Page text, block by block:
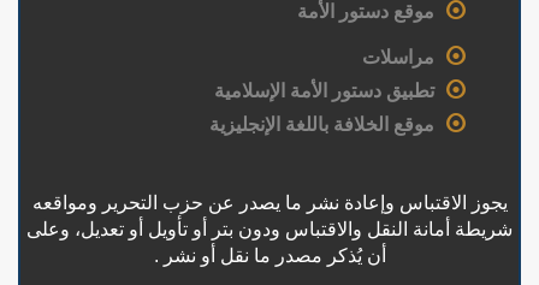
موقع دستور الأمة
مراسلات
تطبيق دستور الأمة الإسلامية
موقع الخلافة باللغة الإنجليزية
يجوز الاقتباس وإعادة نشر ما يصدر عن حزب التحرير ومواقعه
شريطة أمانة النقل والاقتباس ودون بتر أو تأويل أو تعديل، وعلى
أن يُذكر مصدر ما نقل أو نشر .